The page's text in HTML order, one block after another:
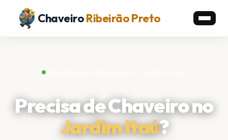
ChaveiroRibeirão Preto
Atendimento Disponível — Jardim Itaú
Precisa de Chaveiro no
Jardim Itaú?